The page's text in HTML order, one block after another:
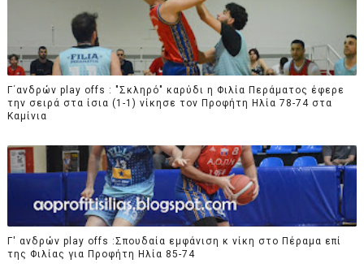
Γ΄ανδρών play offs : "Σκληρό" καρύδι η Φιλία Περάματος έφερε
την σειρά στα ίσια (1-1) νίκησε τον Προφήτη Ηλία 78-74 στα
Καμίνια
Γ' ανδρών play offs :Σπουδαία εμφάνιση κ νίκη στο Πέραμα επί
της Φιλίας για Προφήτη Ηλία 85-74